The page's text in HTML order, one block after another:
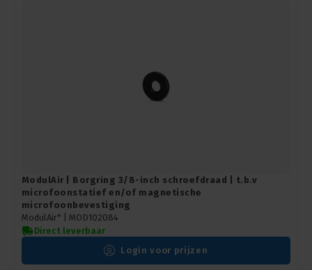
ModulAir | Borgring 3/8-inch schroefdraad | t.b.v
microfoonstatief en/of magnetische
microfoonbevestiging
ModulAir* | MOD102084
Direct leverbaar
Login voor prijzen